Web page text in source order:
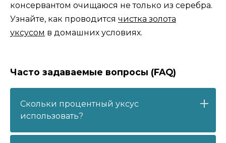
консервантом очищаюся не только из серебра.
Узнайте, как проводится чистка золота
уксусом в домашних условиях.
Часто задаваемые вопросы (FAQ)
Скольки процентный уксус
использовать?